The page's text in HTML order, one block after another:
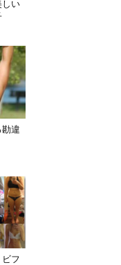
い
違
フ